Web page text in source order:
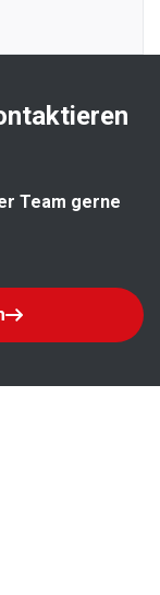
Team gerne